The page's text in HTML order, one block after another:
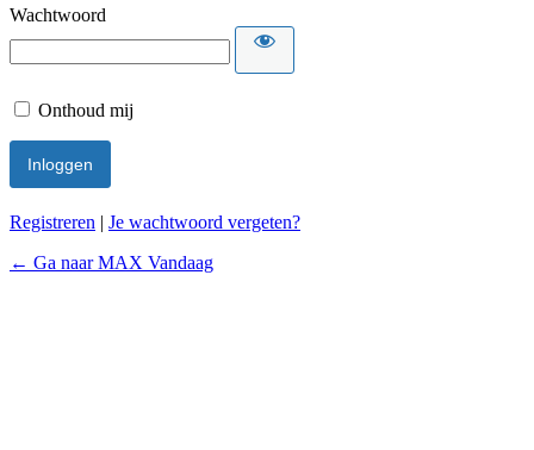
Wachtwoord
Onthoud mij
Registreren | Je wachtwoord vergeten?
← Ga naar MAX Vandaag